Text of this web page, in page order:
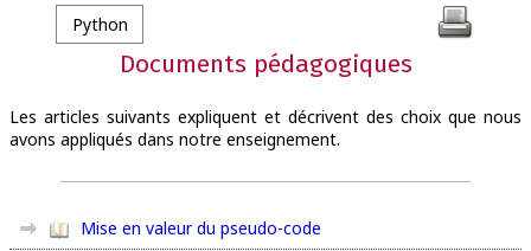
Python
Documents pédagogiques
Les articles suivants expliquent et décrivent des choix que nous
avons appliqués dans notre enseignement.
Mise en valeur du pseudo-code